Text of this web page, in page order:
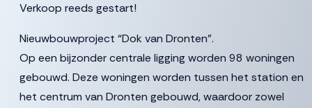
Verkoop reeds gestart!
Nieuwbouwproject “Dok van Dronten”.
Op een bijzonder centrale ligging worden 98 woningen
gebouwd. Deze woningen worden tussen het station en
het centrum van Dronten gebouwd, waardoor zowel